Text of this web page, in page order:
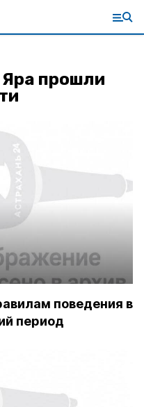
Яра прошли
поведения в
период